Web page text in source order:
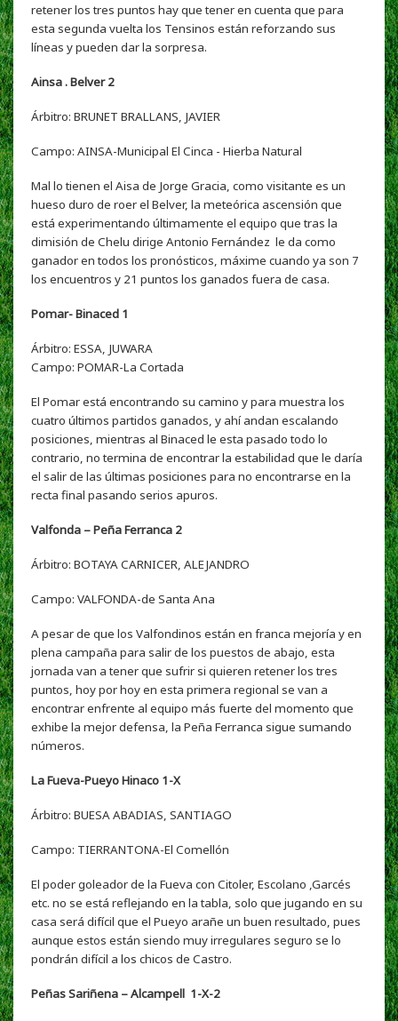
retener los tres puntos hay que tener en cuenta que para
esta segunda vuelta los Tensinos están reforzando sus
líneas y pueden dar la sorpresa.
Ainsa . Belver 2
Árbitro: BRUNET BRALLANS, JAVIER
Campo: AINSA-Municipal El Cinca - Hierba Natural
Mal lo tienen el Aisa de Jorge Gracia, como visitante es un
hueso duro de roer el Belver, la meteórica ascensión que
está experimentando últimamente el equipo que tras la
dimisión de Chelu dirige Antonio Fernández le da como
ganador en todos los pronósticos, máxime cuando ya son 7
los encuentros y 21 puntos los ganados fuera de casa.
Pomar- Binaced 1
Árbitro: ESSA, JUWARA
Campo: POMAR-La Cortada
El Pomar está encontrando su camino y para muestra los
cuatro últimos partidos ganados, y ahí andan escalando
posiciones, mientras al Binaced le esta pasado todo lo
contrario, no termina de encontrar la estabilidad que le daría
el salir de las últimas posiciones para no encontrarse en la
recta final pasando serios apuros.
Valfonda – Peña Ferranca 2
Árbitro: BOTAYA CARNICER, ALEJANDRO
Campo: VALFONDA-de Santa Ana
A pesar de que los Valfondinos están en franca mejoría y en
plena campaña para salir de los puestos de abajo, esta
jornada van a tener que sufrir si quieren retener los tres
puntos, hoy por hoy en esta primera regional se van a
encontrar enfrente al equipo más fuerte del momento que
exhibe la mejor defensa, la Peña Ferranca sigue sumando
números.
La Fueva-Pueyo Hinaco 1-X
Árbitro: BUESA ABADIAS, SANTIAGO
Campo: TIERRANTONA-El Comellón
El poder goleador de la Fueva con Citoler, Escolano ,Garcés
etc. no se está reflejando en la tabla, solo que jugando en su
casa será difícil que el Pueyo arañe un buen resultado, pues
aunque estos están siendo muy irregulares seguro se lo
pondrán difícil a los chicos de Castro.
Peñas Sariñena – Alcampell 1-X-2